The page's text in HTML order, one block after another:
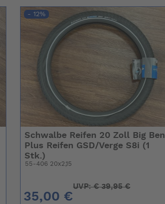
- 12%
Schwalbe Reifen 20 Zoll Big Ben
Plus Reifen GSD/Verge S8i (1
Stk.)
55-406 20x2,15
35,00 €
UVP:€39,95 €